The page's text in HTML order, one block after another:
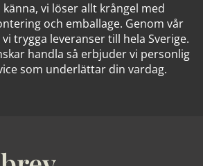
vi löser allt krångel med
och emballage. Genom vår
trygga leveranser till hela Sverige.
handla så erbjuder vi personlig
som underlättar din vardag.